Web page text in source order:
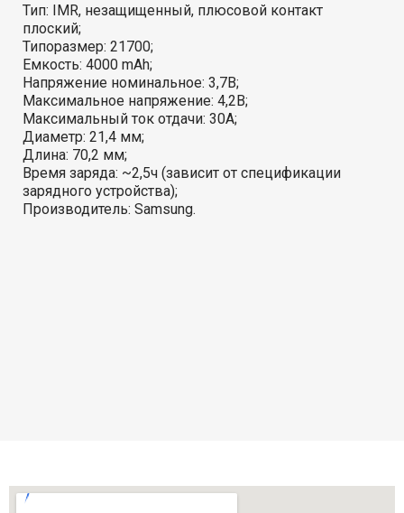
Тип: IMR, незащищенный, плюсовой контакт
плоский;
Типоразмер: 21700;
Емкость: 4000 mAh;
Напряжение номинальное: 3,7В;
Максимальное напряжение: 4,2В;
Максимальный ток отдачи: 30A;
Диаметр: 21,4 мм;
Длина: 70,2 мм;
Время заряда: ~2,5ч (зависит от спецификации
зарядного устройства);
Производитель: Samsung.